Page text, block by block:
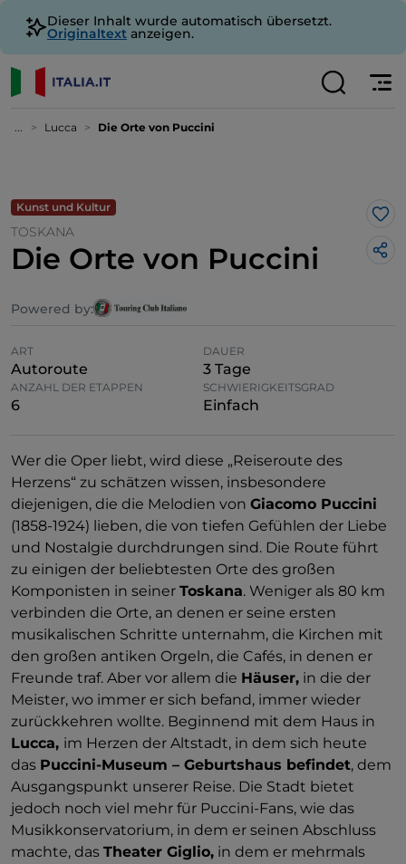
Dieser Inhalt wurde automatisch übersetzt.
Originaltext anzeigen.
... Lucca Die Orte von Puccini
Kunst und Kultur
TOSKANA
Die Orte von Puccini
Powered by:
ART
Autoroute
DAUER
3 Tage
ANZAHL DER ETAPPEN
6
SCHWIERIGKEITSGRAD
Einfach
Wer die Oper liebt, wird diese „Reiseroute des
Herzens“ zu schätzen wissen, insbesondere
diejenigen, die die Melodien von Giacomo Puccini
(1858-1924) lieben, die von tiefen Gefühlen der Liebe
und Nostalgie durchdrungen sind. Die Route führt
zu einigen der beliebtesten Orte des großen
Komponisten in seiner Toskana. Weniger als 80 km
verbinden die Orte, an denen er seine ersten
musikalischen Schritte unternahm, die Kirchen mit
den großen antiken Orgeln, die Cafés, in denen er
Freunde traf. Aber vor allem die Häuser, in die der
Meister, wo immer er sich befand, immer wieder
zurückkehren wollte. Beginnend mit dem Haus in
Lucca, im Herzen der Altstadt, in dem sich heute
das Puccini-Museum – Geburtshaus befindet, dem
Ausgangspunkt unserer Reise. Die Stadt bietet
jedoch noch viel mehr für Puccini-Fans, wie das
Musikkonservatorium, in dem er seinen Abschluss
machte, das Theater Giglio, in dem er mehrmals